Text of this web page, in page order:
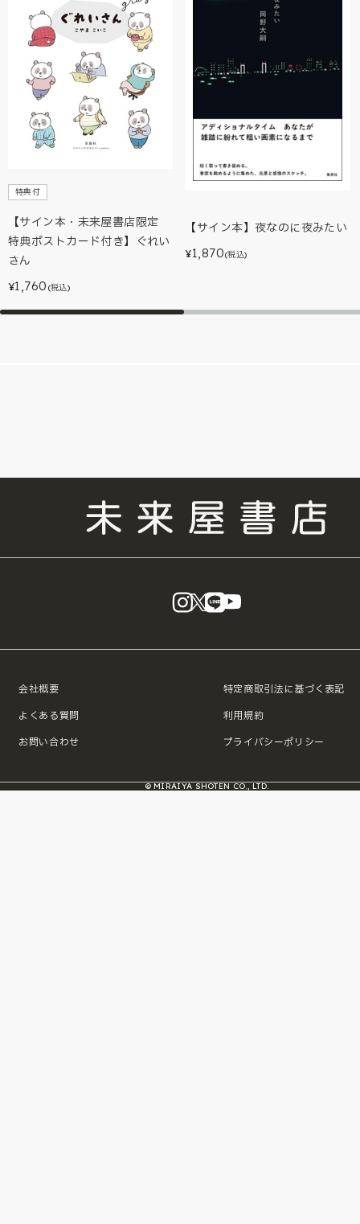
特典付
【サイン本・未来屋書店限定
特典ポストカード付き】ぐれい
さん
¥1,760 (税込)
【サイン本】夜なのに夜みたい
¥1,870(税込)
instagram
X LINE
会社概要
よくある質問
お問い合わせ
特定商取引法に基づく表記
利用規約
プライバシーポリシー
© MIRAIYA SHOTEN CO., LTD.